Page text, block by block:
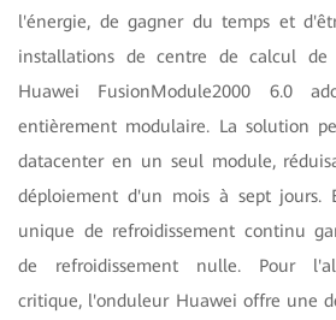
l'énergie, de gagner du temps et
installations de centre de calcul de
Huawei FusionModule2000 6.0
entièrement modulaire. La solution
datacenter en un seul module,
déploiement d'un mois à sept jours.
unique de refroidissement continu
de refroidissement nulle. Pour
critique, l'onduleur Huawei offre une